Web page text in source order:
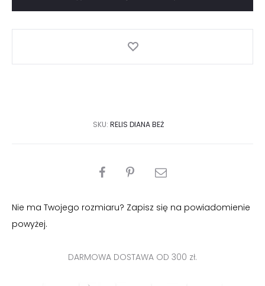
SKU: RELIS DIANA BEŻ
PODZIEL
Nie ma Twojego rozmiaru? Zapisz się na powiadomienie
powyżej.
DARMOWA DOSTAWA OD 300 zł.